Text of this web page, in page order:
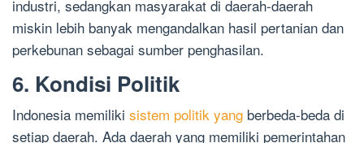
industri, sedangkan masyarakat di daerah-daerah
miskin lebih banyak mengandalkan hasil pertanian dan
perkebunan sebagai sumber penghasilan.
6. Kondisi Politik
Indonesia memiliki sistem politik yang berbeda-beda di
setiap daerah. Ada daerah yang memiliki pemerintahan